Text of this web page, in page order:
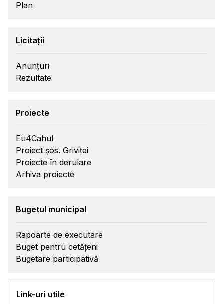
Plan
Licitații
Anunțuri
Rezultate
Proiecte
Eu4Cahul
Proiect șos. Griviței
Proiecte în derulare
Arhiva proiecte
Bugetul municipal
Rapoarte de executare
Buget pentru cetățeni
Bugetare participativă
Link-uri utile